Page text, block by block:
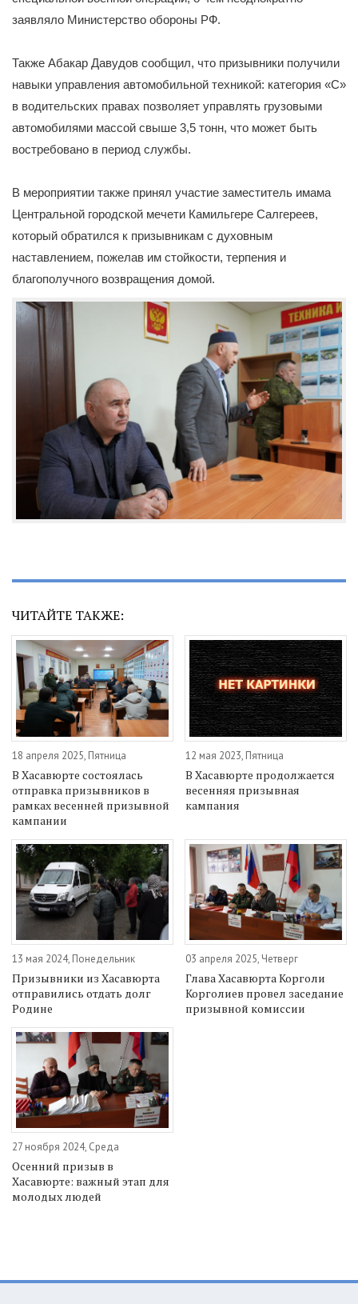
заявляло Министерство обороны РФ.
Также Абакар Давудов сообщил, что призывники получили
навыки управления автомобильной техникой: категория «С»
в водительских правах позволяет управлять грузовыми
автомобилями массой свыше 3,5 тонн, что может быть
востребовано в период службы.
В мероприятии также принял участие заместитель имама
Центральной городской мечети Камильгере Салгереев,
который обратился к призывникам с духовным
наставлением, пожелав им стойкости, терпения и
благополучного возвращения домой.
ЧИТАЙТЕ ТАКЖЕ:
18 апреля 2025, Пятница
В Хасавюрте состоялась
отправка призывников в
рамках весенней призывной
кампании
12 мая 2023, Пятница
В Хасавюрте продолжается
весенняя призывная
кампания
13 мая 2024, Понедельник
Призывники из Хасавюрта
отправились отдать долг
Родине
03 апреля 2025, Четверг
Глава Хасавюрта Корголи
Корголиев провел заседание
призывной комиссии
27 ноября 2024, Среда
Осенний призыв в
Хасавюрте: важный этап для
молодых людей